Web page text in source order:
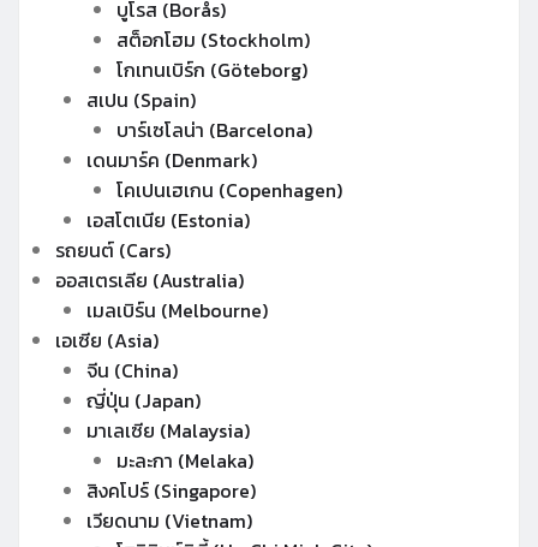
บูโรส (Borås)
สต็อกโฮม (Stockholm)
โกเทนเบิร์ก (Göteborg)
สเปน (Spain)
บาร์เซโลน่า (Barcelona)
เดนมาร์ค (Denmark)
โคเปนเฮเกน (Copenhagen)
เอสโตเนีย (Estonia)
รถยนต์ (Cars)
ออสเตรเลีย (Australia)
เมลเบิร์น (Melbourne)
เอเซีย (Asia)
จีน (China)
ญี่ปุ่น (Japan)
มาเลเซีย (Malaysia)
มะละกา (Melaka)
สิงคโปร์ (Singapore)
เวียดนาม (Vietnam)